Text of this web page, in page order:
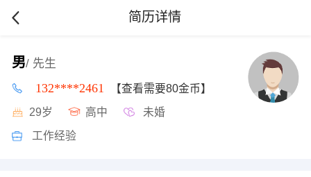
简历详情
男/ 先生
132****2461 【查看需要80金币】
29岁 高中 未婚
工作经验